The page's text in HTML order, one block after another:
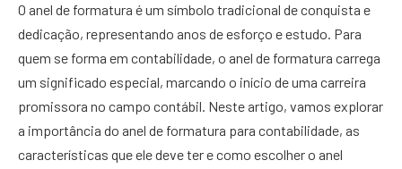
O anel de formatura é um símbolo tradicional de conquista e
dedicação, representando anos de esforço e estudo. Para
quem se forma em contabilidade, o anel de formatura carrega
um significado especial, marcando o início de uma carreira
promissora no campo contábil. Neste artigo, vamos explorar
a importância do anel de formatura para contabilidade, as
características que ele deve ter e como escolher o anel